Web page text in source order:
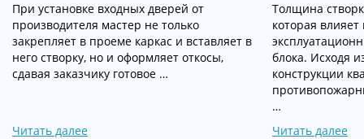
При установке входных дверей от
производителя мастер не только
закрепляет в проеме каркас и вставляет в
него створку, но и оформляет откосы,
сдавая заказчику готовое …
Читать далее
Толщина
которая
блока. Исходя
конструкции
…
Читать далее